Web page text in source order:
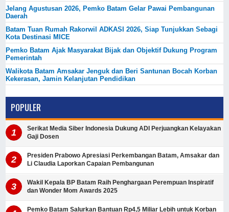
Jelang Agustusan 2026, Pemko Batam Gelar Pawai Pembangunan
Daerah
Batam Tuan Rumah Rakorwil ADKASI 2026, Siap Tunjukkan Sebagi
Kota Destinasi MICE
Pemko Batam Ajak Masyarakat Bijak dan Objektif Dukung Program
Pemerintah
Walikota Batam Amsakar Jenguk dan Beri Santunan Bocah Korban
Kekerasan, Jamin Kelanjutan Pendidikan
POPULER
Serikat Media Siber Indonesia Dukung ADI Perjuangkan Kelayakan
Gaji Dosen
Presiden Prabowo Apresiasi Perkembangan Batam, Amsakar dan
Li Claudia Laporkan Capaian Pembangunan
Wakil Kepala BP Batam Raih Penghargaan Perempuan Inspiratif
dan Wonder Mom Awards 2025
Pemko Batam Salurkan Bantuan Rp4,5 Miliar Lebih untuk Korban